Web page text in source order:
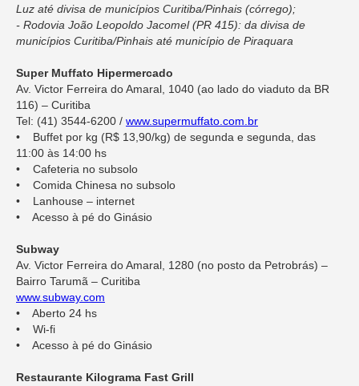
Luz até divisa de municípios Curitiba/Pinhais (córrego);
- Rodovia João Leopoldo Jacomel (PR 415): da divisa de
municípios Curitiba/Pinhais até município de Piraquara
Super Muffato Hipermercado
Av. Victor Ferreira do Amaral, 1040 (ao lado do viaduto da BR
116) – Curitiba
Tel: (41) 3544-6200 / www.supermuffato.com.br
• Buffet por kg (R$ 13,90/kg) de segunda e segunda, das
11:00 às 14:00 hs
• Cafeteria no subsolo
• Comida Chinesa no subsolo
• Lanhouse – internet
• Acesso à pé do Ginásio
Subway
Av. Victor Ferreira do Amaral, 1280 (no posto da Petrobrás) –
Bairro Tarumã – Curitiba
www.subway.com
• Aberto 24 hs
• Wi-fi
• Acesso à pé do Ginásio
Restaurante Kilograma Fast Grill